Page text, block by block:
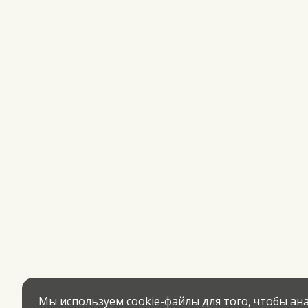
Мы используем cookie-файлы для того, чтобы